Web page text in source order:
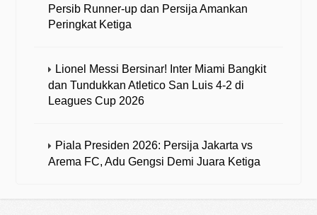
Persib Runner-up dan Persija Amankan
Peringkat Ketiga
Lionel Messi Bersinar! Inter Miami Bangkit
dan Tundukkan Atletico San Luis 4-2 di
Leagues Cup 2026
Piala Presiden 2026: Persija Jakarta vs
Arema FC, Adu Gengsi Demi Juara Ketiga